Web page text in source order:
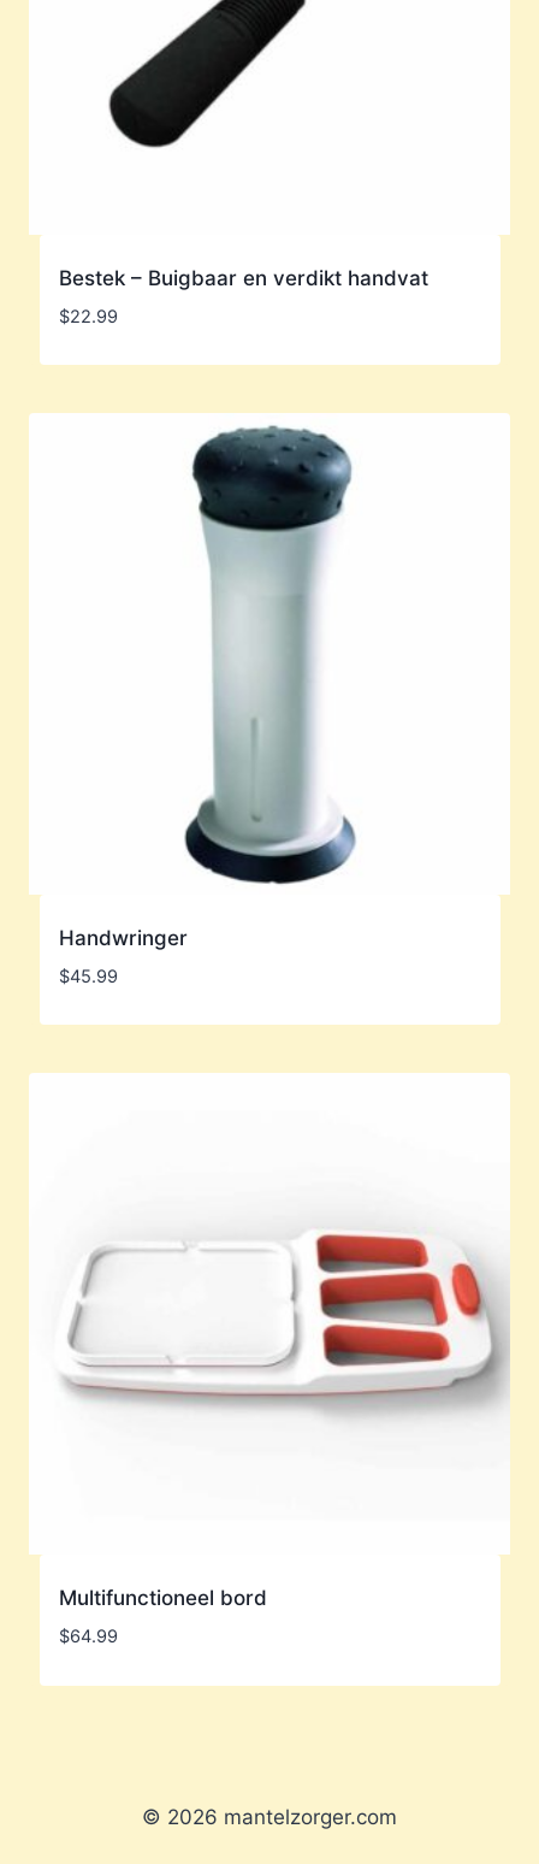
Bestek – Buigbaar en verdikt handvat
$22.99
Handwringer
$45.99
Multifunctioneel bord
$64.99
© 2026 mantelzorger.com